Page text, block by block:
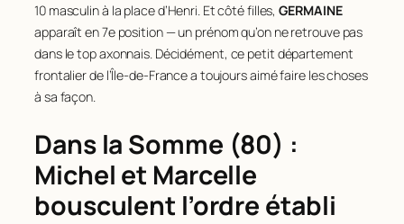
10 masculin à la place d’Henri. Et côté filles,GERMAINE
apparaît en 7e position — un prénom qu’on ne retrouve pas
dans le top axonnais. Décidément, ce petit département
frontalier de l’Île-de-France a toujours aimé faire les choses
à sa façon.
Dans la Somme (80) :
Michel et Marcelle
bousculent l’ordre établi